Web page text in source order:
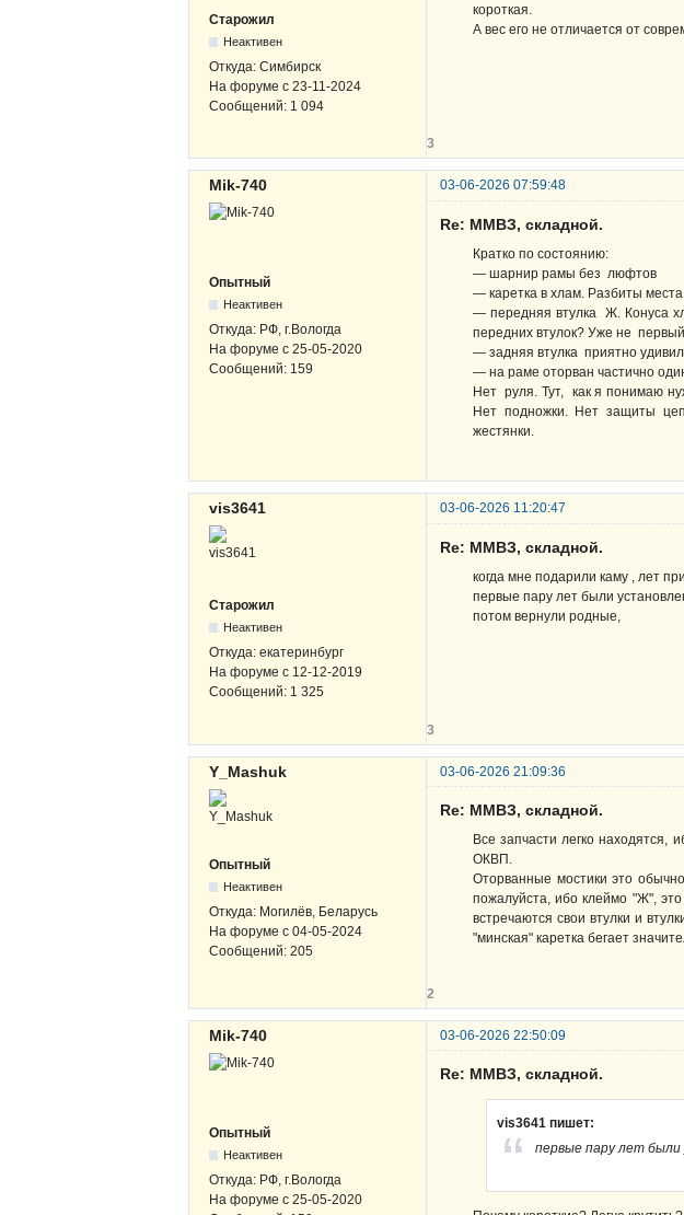
Старожил
Неактивен
Откуда: Симбирск
На форуме с 23-11-2024
Сообщений: 1 094
короткая.
А вес его не отличается от
3
Mik-740 03-06-2026 07:59:48
Опытный
Неактивен
Откуда: РФ, г.Вологда
На форуме с 25-05-2020
Сообщений: 159
Re: ММВЗ, складной.
Кратко по состоянию:
— шарнир рамы без люфтов
— каретка в хлам. Разбиты
— передняя втулка Ж. Конуса
передних втулок? Уже не
— задняя втулка приятно
— на раме оторван частично
Нет руля. Тут, как я понимаю
Нет подножки. Нет защиты
жестянки.
vis3641 03-06-2026 11:20:47
Старожил
Неактивен
Откуда: екатеринбург
На форуме с 12-12-2019
Сообщений: 1 325
Re: ММВЗ, складной.
когда мне подарили каму , лет
первые пару лет были
потом вернули родные,
3
Y_Mashuk 03-06-2026 21:09:36
Опытный
Неактивен
Откуда: Могилёв, Беларусь
На форуме с 04-05-2024
Сообщений: 205
Re: ММВЗ, складной.
Все запчасти легко находятся,
ОКВП.
Оторванные мостики это
пожалуйста, ибо клеймо "Ж",
встречаются свои втулки и
"минская" каретка бегает
2
Mik-740 03-06-2026 22:50:09
Опытный
Неактивен
Откуда: РФ, г.Вологда
На форуме с 25-05-2020
Re: ММВЗ, складной.
vis3641 пишет:
первые пару лет